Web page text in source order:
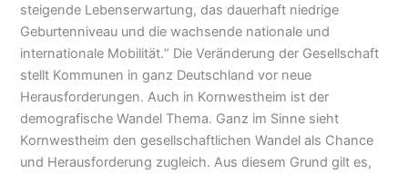
steigende Lebenserwartung, das dauerhaft niedrige
Geburtenniveau und die wachsende nationale und
internationale Mobilität.“ Die Veränderung der Gesellschaft
stellt Kommunen in ganz Deutschland vor neue
Herausforderungen. Auch in Kornwestheim ist der
demografische Wandel Thema. Ganz im Sinne sieht
Kornwestheim den gesellschaftlichen Wandel als Chance
und Herausforderung zugleich. Aus diesem Grund gilt es,